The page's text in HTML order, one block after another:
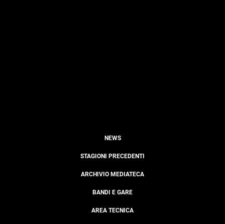
NEWS
STAGIONI PRECEDENTI
ARCHIVIO MEDIATECA
BANDI E GARE
AREA TECNICA